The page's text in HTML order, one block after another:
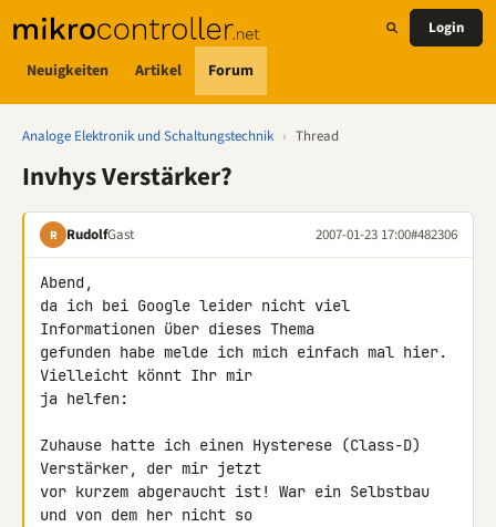
Neuigkeiten Artikel Forum
Login
Analoge Elektronik und Schaltungstechnik › Thread
Invhys Verstärker?
R RudolfGast 2007-01-23 17:00#482306
Abend,
da ich bei Google leider nicht viel
Informationen über dieses Thema
gefunden habe melde ich mich einfach mal hier.
Vielleicht könnt Ihr mir
ja helfen:
Zuhause hatte ich einen Hysterese (Class-D)
Verstärker, der mir jetzt
vor kurzem abgeraucht ist! War ein Selbstbau
und von dem her nicht so